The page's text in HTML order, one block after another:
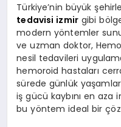
Türkiye’nin büyük
tedavisi izmir gibi
modern yöntemler
ve uzman doktor,
nesil tedavileri
hemoroid hastaları
sürede günlük
iş gücü kaybını en
bu yöntem ideal bir